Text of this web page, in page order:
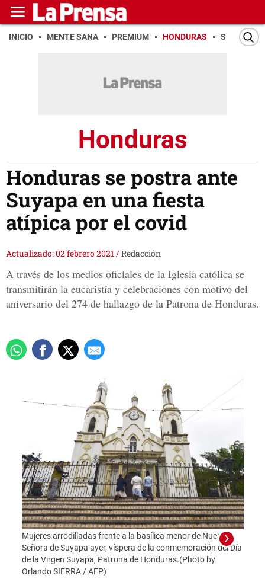
INICIO MENTE SANA PREMIUM HONDURAS SAN PEDRO
Honduras
Honduras se postra ante
Suyapa en una fiesta
atípica por el covid
Actualizado: 02 febrero 2021/Redacción
A través de los medios oficiales de la Iglesia católica se
transmitirán la eucaristía y celebraciones con motivo del
aniversario del 274 de hallazgo de la Patrona de Honduras.
Mujeres arrodilladas frente a la basílica menor de Nuestra
Señora de Suyapa ayer, víspera de la conmemoración del Día
de la Virgen Suyapa, Patrona de Honduras.(Photo by
Orlando SIERRA / AFP)